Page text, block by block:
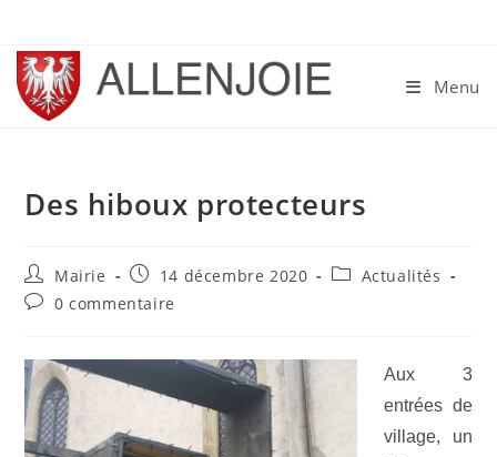
content
Menu
Des hiboux protecteurs
Auteur/autrice
de
la
Mairie
Publication
publiée :
14 décembre 2020
PostActualités
Commentaires
publication :
0 commentaire
Aux 3
entrées de
village, un